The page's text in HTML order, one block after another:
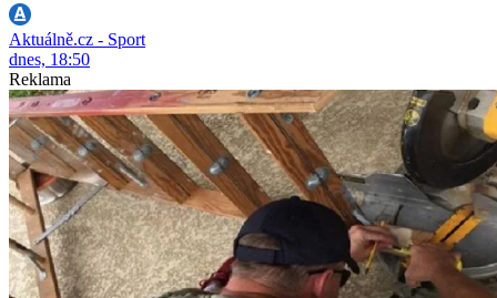
Aktuálně.cz - Sport
dnes, 18:50
Reklama